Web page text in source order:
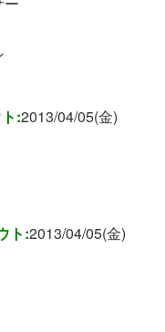
:2013/04/05(金)
ト:2013/04/05(金)